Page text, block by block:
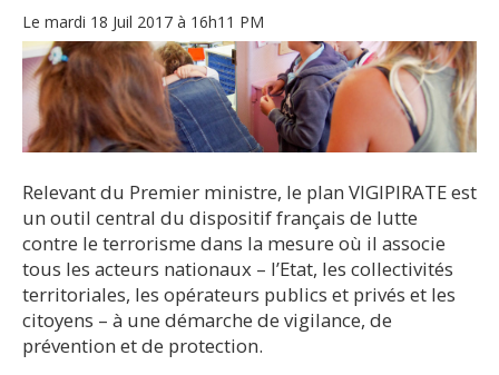
Le mardi 18 Juil 2017 à 16h11 PM
Relevant du Premier ministre, le plan VIGIPIRATE est
un outil central du dispositif français de lutte
contre le terrorisme dans la mesure où il associe
tous les acteurs nationaux – l’Etat, les collectivités
territoriales, les opérateurs publics et privés et les
citoyens – à une démarche de vigilance, de
prévention et de protection.